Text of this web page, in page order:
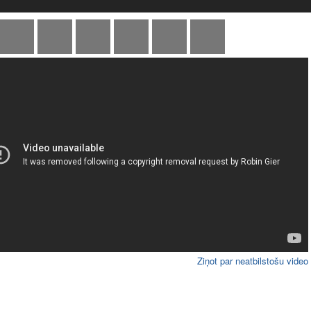
Ziņot par neatbilstošu video